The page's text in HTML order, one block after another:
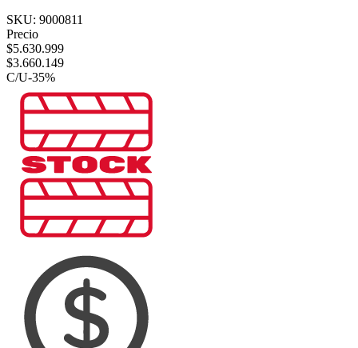
SKU: 9000811
Precio
$5.630.999
$3.660.149
C/U-35%